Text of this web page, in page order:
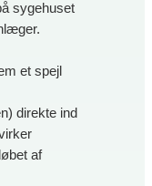
sygehuset
et spejl
direkte ind
af